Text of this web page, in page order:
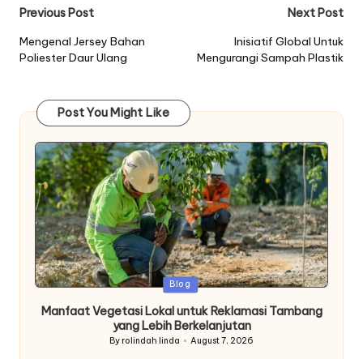
Post
navigation
Previous Post
Mengenal Jersey Bahan
Poliester Daur Ulang
Next Post
Inisiatif Global Untuk
Mengurangi Sampah Plastik
Post You Might Like
Posted
Blog
Manfaat Vegetasi Lokal untuk Reklamasi Tambang
yang Lebih Berkelanjutan
Posted
By rolindah linda August 7, 2026